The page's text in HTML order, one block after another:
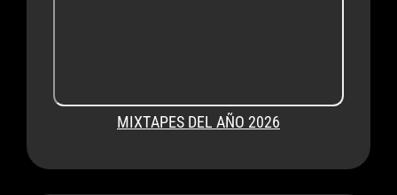
MIXTAPES DEL AÑO 2026